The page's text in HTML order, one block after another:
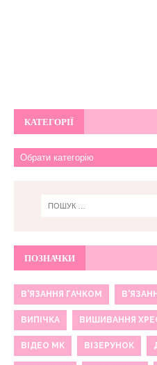
КАТЕГОРІЇ
ПОЗНАЧКИ
В'ЯЗАННЯ ГАЧКОМ
ВИПІЧКА ВИШИВАННЯ
ВІДЕО МК ВІЗЕРУНОК